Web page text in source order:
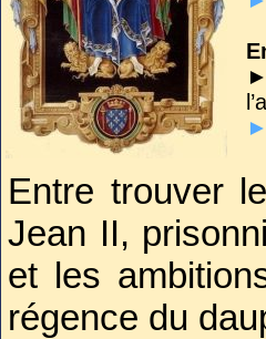
►
►
►
Entre trouver
Jean II,
et les
régence du